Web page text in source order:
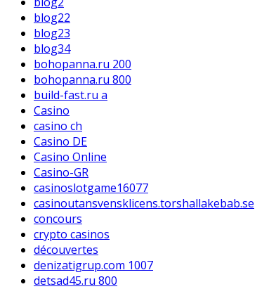
blog22
blog23
blog34
bohopanna.ru 200
bohopanna.ru 800
build-fast.ru a
Casino
casino ch
Casino DE
Casino Online
Casino-GR
casinoslotgame16077
casinoutansvensklicens.torshallakebab.se
concours
crypto casinos
découvertes
denizatigrup.com 1007
detsad45.ru 800